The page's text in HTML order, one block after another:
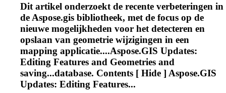
Dit artikel onderzoekt de recente verbeteringen in
de Aspose.gis bibliotheek, met de focus op de
nieuwe mogelijkheden voor het detecteren en
opslaan van geometrie wijzigingen in een
mapping applicatie....Aspose.GIS Updates:
Editing Features and Geometries and
saving...database. Contents [ Hide ] Aspose.GIS
Updates: Editing Features...